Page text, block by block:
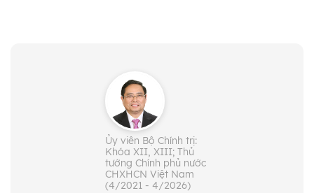
Ủy viên Bộ Chính trị:
Khóa XII, XIII; Thủ
tướng Chính phủ nước
CHXHCN Việt Nam
(4/2021 - 4/2026)